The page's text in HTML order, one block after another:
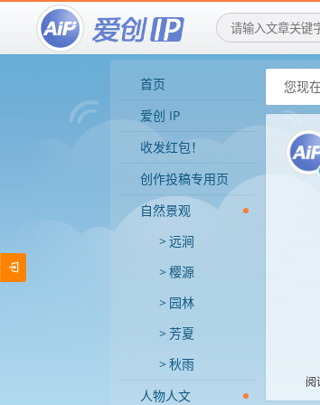
首页
爱创 IP
收发红包！
创作投稿专用页
自然景观
远涧
樱源
园林
芳夏
秋雨
人物人文
您现
阅